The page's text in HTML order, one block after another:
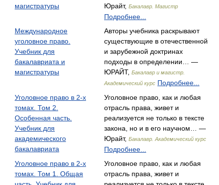
магистратуры
Юрайт, Бакалавр. Магистр
Подробнее...
Международное
уголовное право.
Учебник для
бакалавриата и
магистратуры
Авторы учебника раскрывают
существующие в отечественной
и зарубежной доктринах
подходы в определении… —
ЮРАЙТ, Бакалавр и магистр.
Академический курс Подробнее...
Уголовное право в 2-х
томах. Том 2.
Особенная часть.
Учебник для
академического
бакалавриата
Уголовное право, как и любая
отрасль права, живет и
реализуется не только в тексте
закона, но и в его научном… —
Юрайт, Бакалавр. Академический курс
Подробнее...
Уголовное право в 2-х
томах. Том 1. Общая
Уголовное право, как и любая
отрасль права, живет и